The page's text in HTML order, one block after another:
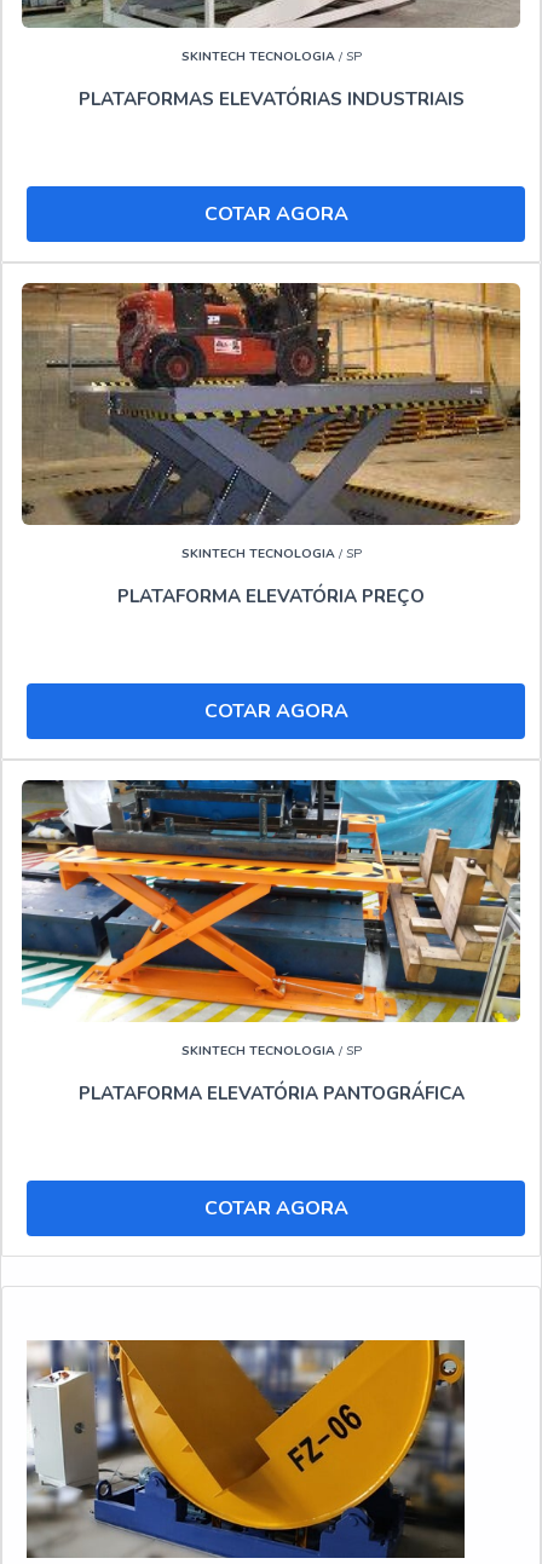
SKINTECH TECNOLOGIA/ SP
PLATAFORMAS ELEVATÓRIAS INDUSTRIAIS
COTAR AGORA
SKINTECH TECNOLOGIA/ SP
PLATAFORMA ELEVATÓRIA PREÇO
COTAR AGORA
SKINTECH TECNOLOGIA/ SP
PLATAFORMA ELEVATÓRIA PANTOGRÁFICA
COTAR AGORA